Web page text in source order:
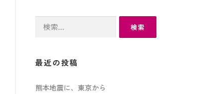
最近の投稿
熊本地震に、東京から